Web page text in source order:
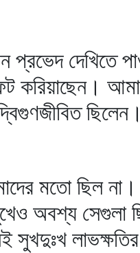
প্রভেদ দেখিতে
করিয়াছেন।
ছিলেন।
মতো ছিল
অবশ্য সেগুলা
সুখদুঃখ